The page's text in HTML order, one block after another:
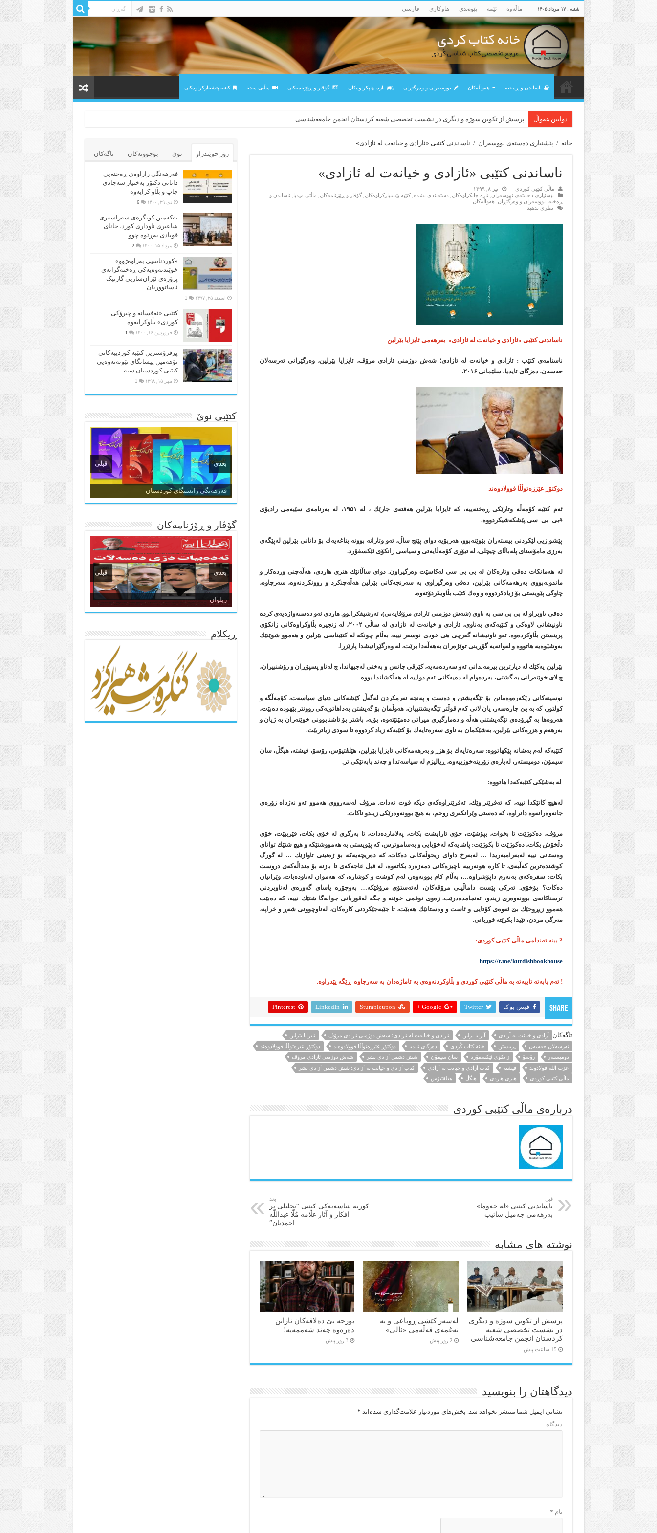
شنبه , ۱۷ مرداد ۱۴۰۵ ماڵه‌وه‌ ئێمه‌ پێوه‌ندی هاوکاری فارسی
ناساندن و ڕه‌خنه‌ هه‌واڵه‌کان نووسه‌ران و وه‌رگێڕان تازه‌ چاپکراوه‌کان گۆڤار و ڕۆژنامه‌کان ماڵتی میدیا کتێبه‌ پێشنیارکراوه‌کان
دوایین هەواڵ پرسش از تکوین سوژه و دیگری در نشست تخصصی شعبه کردستان انجمن جامعه‌شناسی
خانه / پێشنیاری ده‌سته‌ی نووسه‌ران / ناساندنی کتێبی «ئازادی و خیانەت لە ئازادی»
ناساندنی کتێبی «ئازادی و خیانەت لە ئازادی»
ماڵی کتێبی کوردی
تیر ۸, ۱۳۹۹
پێشنیاری ده‌سته‌ی نووسه‌ران ,تازه‌ چاپکراوه‌کان دسته‌بندی نشده ,کتێبه‌ پێشنیارکراوه‌کان ,گۆڤار و ڕۆژنامه‌کان ماڵتی میدیا
ناساندن و
ڕه‌خنه‌
نووسه‌ران و وه‌رگێڕان
هه‌واڵه‌کان
نظری بدهید
ناساندنی کتێبی «ئازادی و خیانەت لە ئازادی» بەرهەمی ئایزایا بێرلین
ناسنامەی کتێب : ئازادی و خیانەت لە ئازادی؛ شەش دوژمنی ئازادی مرۆڤ، ئایزایا بێرلین، وەرگێرانی ئەرسەلان
حەسەن، دەزگای ئایدیا، سلێمانی ۲۰۱۶.
دوکتۆر عێززەتوڵڵا فوولادوەند
ئەم كتێبە كۆمەڵە وتارێكی ڕەخنەییە، كە ئایزایا بێرلین هەفتەی جارێك ، لە ۱۹۵۱، لە بەرنامەی سێیەمی رادیۆی
#بی_بی_سی پێشكەشیكردووە.
پێشوازیی لێكردنی بیستەران بێوێنەبوو، هەربۆیە دوای پێنج ساڵ، ئەو وتارانە بوونە بناغەیەك بۆ دانانی بێرلین لەپێگەی
بەرزی مامۆستای پلەباڵای چیچلی، لە تیۆری كۆمەڵایەتی و سیاسی زانكۆی ئێكسفۆرد.
لە هەمانكات دەقی وتارەكان لە بی بی سی لەكاسێت وەرگیراون. دوای ساڵانێك هنری هاردی، هەڵەچنی وردەكار و
ماندونەبووی بەرهەمەكانی بێرلین، دەقی وەرگیراوی بە سەرنجەكانی بێرلین هەڵەچنكرد و روونكردنەوە، سەرچاوە،
چاوگی پێویستی بۆ زیادكردووە و وەك كتێب بڵاویكردۆتەوە.
دەقی ناوبراو لە بی بی سی بە ناوی (شەش دوژمنی ئازادی مرۆڤایەتی)، ئەرشیفكرابوو. هاردی ئەو دەستەواژەیەی كردە
ناونیشانی لاوەكی و كتێبەكەی بەناوی، ئازادی و خیانەت لە ئازادی لە ساڵی ۲۰۰۲، لە زنجیرە بڵاوكراوەكانی زانكۆی
پرینستن بڵاوكردەوە. ئەو ناونیشانە گەرچی هی خودی نوسەر نییە، بەڵام چونكە لە كتێبناسی بێرلین و هەموو شوێنێك
بەوشێوەیە هاتووە و لەوانەیە گۆڕینی توێژەران بەهەڵەدا برێت، لە وەرگێڕانیشدا پارێزرا.
بێرلین یەكێك لە دیارترین بیرمەندانی ئەو سەردەمەیە، كێرڤی چانس و بەختی لەجیهاندا، چ لەناو پسپۆڕان و رۆشنبیران،
چ لای خوێنەرانی بە گشتی، بەردەوام لە دەیەكانی ئەم دواییە لە هەڵكشاندا بووە.
نوسینەكانی رێكەرەوەمانن بۆ تێگەیشتن و دەست و پەنجە نەرمكردن لەگەڵ كێشەكانی دنیای سیاسەت، كۆمەڵگە و
كولتور، كە بە بێ چارەسەر، یان لانی كەم قوڵتر تێگەیشتنییان، هەوڵمان بۆ گەیشتن بەداهاتویەكی روونتر بێهودە دەبێت،
هەروەها بە گیرۆدەی تێگەیشتنی هەڵە و دەمارگیری میراتی دەمێنێتەوە، بۆیە، باشتر بۆ ئاشنابوونی خوێنەران بە ژیان و
بەرهەم و هزرەكانی بێرلین، بەشێكمان بە ناوی سەرەتایەك بۆ كتێبەكە زیاد كردووە تا سودی زیاتربێت.
کتێبەکە لەم بەشانە پێکهاتووە: سەرەتایەك بۆ هزر و بەرهەمەكانی ئایزایا بێرلین، هێلڤتیۆس، رۆسۆ، فیشتە، هیگڵ، سان
سیمۆن، دومیستەر، لەبارەی زۆرینەخوزییەوە، ڕیالیزم لە سیاسەتدا و چەند بابەتێکی تر.
لە بەشێکی کتێبەکەدا هاتووە:
لەهیچ كاتێكدا نییە، كە ئەفرێنراوێك، ئەفرێنراوەكەی دیكە قوت نەدات. مرۆڤ لەسەرووی هەموو ئەو نەژداە زۆرەی
جانەوەرانەوە دانراوە، كە دەستی وێرانكەری روحم، بە هیچ بوونەوەرێكی زیندو ناكات.
مرۆڤ، دەكوژێت تا بخوات، بپۆشێت، خۆی ئارایشت بكات، پەلاماردەدات، تا بەرگری لە خۆی بكات، فێرببێت، خۆی
دڵخۆش بكات، دەكوژێت تا بكوژێت: پاشایەكە لەخۆبایی و بەساموترس، كە پێویستی بە هەمووشتێكە و هیچ شتێك توانای
وەستانی نییە لەبەرامبەریدا … لەبەرخ داوای ریخۆڵەكانی دەكات، كە دەریچەیەكە بۆ ژەنینی ئاوازێك … لە گورگ
كوشندەترین كەڵبەی، تا كارە هونەرییە ناچیزەكانی دمەزەرد بكاتەوە، لە فیل عاجەكەی تا بازنە بۆ منداڵەكەی دروست
بكات: سفرەكەی بەتەرم داپۆشراوە…، بەڵام كام بوونەوەر، لەم كوشت و كوشارە، كە هەموان لەناودەبات، وێرانیان
دەكات؟ بۆخۆی. ئەركی پێست داماڵینی مرۆڤەكان، لەئەستۆی مرۆڤێكە… بەوجۆرە یاسای گەورەی لەناوبردنی
ترسناكانەی بوونەوەری زیندو، ئەنجامدەدرێت. زەوی نوقمی خوێنە و جگە لەقوربانی جوانەگا شتێك نییە، كە دەبێت
هەموو زیڕوحێك بێ ئەوەی كۆتایی و ئاست و وەستانێك هەبێت، تا جێبەجێكردنی كارەكان، لەناوچوونی شەڕ و خراپە،
مەرگی مردن، تێیدا بكرێتە قوربانی.
? ببنه‌ ئه‌ندامی ماڵی کتێبی کوردی:
https://t.me/kurdishbookhouse
! ئەم بابەتە تایبەتە بە ماڵی کتێبی کوردی و بڵاوکردنەوەی بە ئاماژەدان بە سەرچاوە ڕێگە پێدراوە.
Share فیس بوک Twitter
Google +
Stumbleupon
LinkedIn
Pinterest
تاگەکان آزادی و خیانت به آزادی آیزایا برلین ئازادی و خیانەت لە ئازادی؛ شەش دوژمنی ئازادی مرۆڤ
ئایزایا بێرلین
ئەرسەلان حەسەن
پرینستن خانهٔ کتاب كُردی دەزگای ئایدیا دوکتۆر عێززەتوڵڵا فوولادوەند
دوکتۆر عێزەتوڵڵا فوولادوەند
دومیستەر
رۆسۆ زانكۆی ئێكسفۆرد سان سیمۆن شش دشمن آزادی بشر
شەش دوژمنی ئازادی مرۆڤ
عزت الله فولادوند
فیشتە کتاب آزادی و خیانت به آزادی
کتاب آزادی و خیانت به آزادی: شش دشمن آزادی بشر
ماڵی کتێبی کوردی
هنری هاردی هیگڵ هێلڤتیۆس
درباره‌ی ماڵی کتێبی کوردی
قبل
ناساندنی کتێبی «لە خەوما»
بەرهەمی جەمیل سائیب
بعد
کورتە پێناسەیەکی کتێبی “تحلیلی بر
افکار و آثار علّامه مُلّا عبداللّه
احمدیان”
نوشته های مشابه
پرسش از تکوین سوژه و دیگری
در نشست تخصصی شعبه
کردستان انجمن جامعه‌شناسی
15 ساعت پیش
لەسەر کێشی ڕوباعی و به
نەغمەی قەڵەمی «ئالی»
2 روز پیش
بورجە بێ دەلاقەکان نازانن
دەرەوە چەند شەممەیە!
3 روز پیش
دیدگاهتان را بنویسید
نشانی ایمیل شما منتشر نخواهد شد. بخش‌های موردنیاز علامت‌گذاری شده‌اند *
دیدگاه
نام *
زۆر خوێندراو نوێ بۆچوونه‌کان تاگەکان
فەرهەنگی زاراوەی ڕەخنەیی
دانانی دکتۆر بەختیار سەجادی
چاپ و بڵاو کرایەوە
دی ۲۹, ۱۴۰۰ 6
یەکەمین کونگرەی سەراسەری
شاعیری‌ ناوداری کورد، خانای
قوبادی بەڕێوە چوو
مرداد ۱۵, ۱۴۰۰ 2
«کوردناسیی بەراوەژوو»
خوێندنەوەیەکی ڕەخنەگرانەی
پرۆژەی ئێران‌شاریی گارنیک
ئاساتووریان
اسفند ۲۵, ۱۳۹۷ 1
کتێبی «ئەفسانە و چیرۆکی
کوردی» بڵاوکرایەوە
فروردین ۱۶, ۱۴۰۰ 1
پڕفرۆشترین کتێبە کوردییەکانی
نۆهەمین پیشانگای نێونەتەوەیی
کتێبی کوردستان سنە
مهر ۱۵, ۱۳۹۸ 1
کتێبی نوێ
زمان و وێژەی کوردی
قبلی بعدی
گۆڤار و ڕۆژنامه‌کان
ده‌نگی کوردستان
ئاژانسی هەواڵی مێهر
قبلی بعدی
ڕیکلام